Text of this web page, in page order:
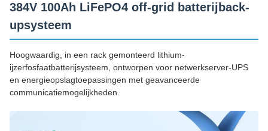
384V 100Ah LiFePO4 off-grid batterijback-
upsysteem
Hoogwaardig, in een rack gemonteerd lithium-
ijzerfosfaatbatterijsysteem, ontworpen voor netwerkserver-UPS
en energieopslagtoepassingen met geavanceerde
communicatiemogelijkheden.